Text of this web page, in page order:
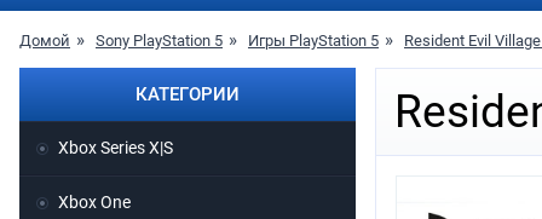
Домой Sony PlayStation 5 Игры PlayStation 5 Resident Evil
КАТЕГОРИИ
Xbox Series X|S
Xbox One